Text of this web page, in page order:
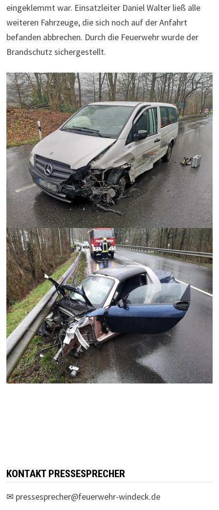
eingeklemmt war. Einsatzleiter Daniel Walter ließ alle
weiteren Fahrzeuge, die sich noch auf der Anfahrt
befanden abbrechen. Durch die Feuerwehr wurde der
Brandschutz sichergestellt.
KONTAKT PRESSESPRECHER
✉ pressesprecher@feuerwehr-windeck.de